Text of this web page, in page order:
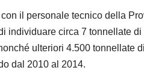
il personale tecnico della
individuare circa 7 tonnellate
ulteriori 4.500 tonnellate
dal 2010 al 2014.